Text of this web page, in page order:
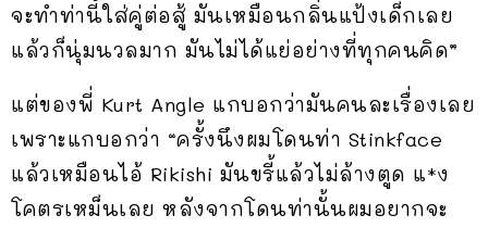
จะทำท่านี้ใส่คู่ต่อสู้ มันเหมือนกลิ่นแป้งเด็กเลย
แล้วก็นุ่มนวลมาก มันไม่ได้แย่อย่างที่ทุกคนคิด”
แต่ของพี่ Kurt Angle แกบอกว่ามันคนละเรื่องเลย
เพราะแกบอกว่า “ครั้งนึงผมโดนท่า Stinkface
แล้วเหมือนไอ้ Rikishi มันขรี้แล้วไม่ล้างตูด แ*ง
โคตรเหม็นเลย หลังจากโดนท่านั้นผมอยากจะ